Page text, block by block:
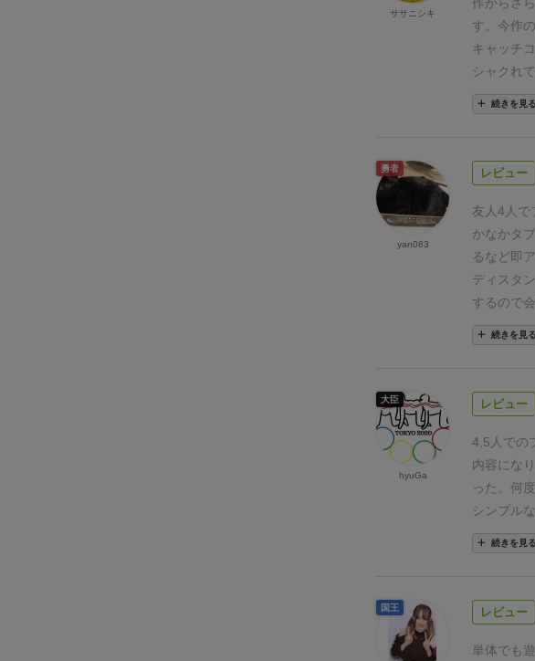
す。 今作
キャッチ
シャクれ
増えていま
「タブー
続きを見る
ササニシキ
レビュー
友人4人で
かなかタ
るなど即
ディスタ
するので
りました
でトーク
続きを見る
勇者
yan083
レビュー
4,5人での
内容にな
った。 何
シンプル
続きを見る
大臣
hyuGa
レビュー
単体でも
国王